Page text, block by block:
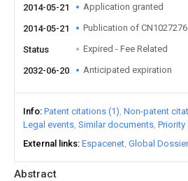
Abstract
2014-05-21 Application granted
2014-05-21 Publication of
Status Expired - Fee Related
2032-06-20 Anticipated expiration
Info Patent citations (1) Non-patent
Legal events Similar documents
External links Espacenet Global Dossier